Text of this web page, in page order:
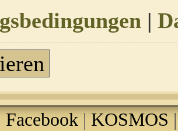
|
Facebook | KOSMOS